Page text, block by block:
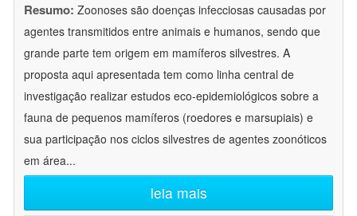
Resumo: Zoonoses são doenças infecciosas causadas por
agentes transmitidos entre animais e humanos, sendo que
grande parte tem origem em mamíferos silvestres. A
proposta aqui apresentada tem como linha central de
investigação realizar estudos eco-epidemiológicos sobre a
fauna de pequenos mamíferos (roedores e marsupiais) e
sua participação nos ciclos silvestres de agentes zoonóticos
em área...
leia mais